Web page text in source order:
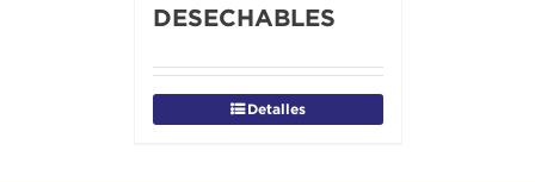
DESECHABLES
Detalles